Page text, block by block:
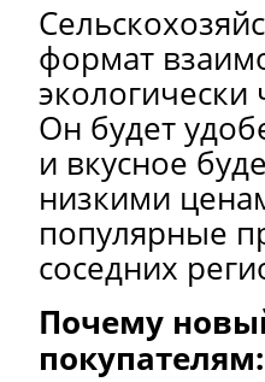
формат
экологически
Он будет
и вкусное
низкими
популярные
соседних
Почему
покупателям: